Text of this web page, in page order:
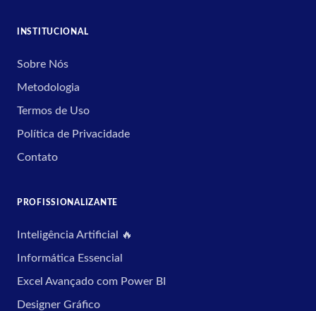
INSTITUCIONAL
Sobre Nós
Metodologia
Termos de Uso
Política de Privacidade
Contato
PROFISSIONALIZANTE
Inteligência Artificial 🔥
Informática Essencial
Excel Avançado com Power BI
Designer Gráfico